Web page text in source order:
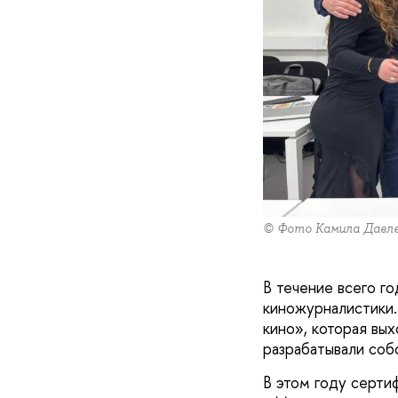
© Фото Камила
В течение всего
кино», которая
разрабатывали
В этом году